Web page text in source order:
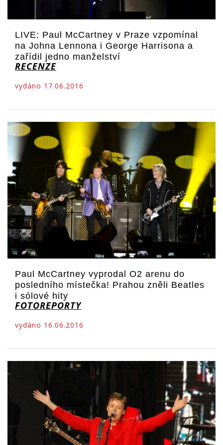
LIVE: Paul McCartney v Praze vzpomínal
na Johna Lennona i George Harrisona a
zařídil jedno manželství
RECENZE
vydáno 17.06.2016
Paul McCartney vyprodal O2 arenu do
posledního místečka! Prahou zněli Beatles
i sólové hity
FOTOREPORTY
vydáno 16.06.2016